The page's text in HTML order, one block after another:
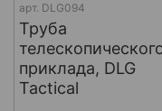
арт. DLG094
Труба
приклада, DLG
Tactical